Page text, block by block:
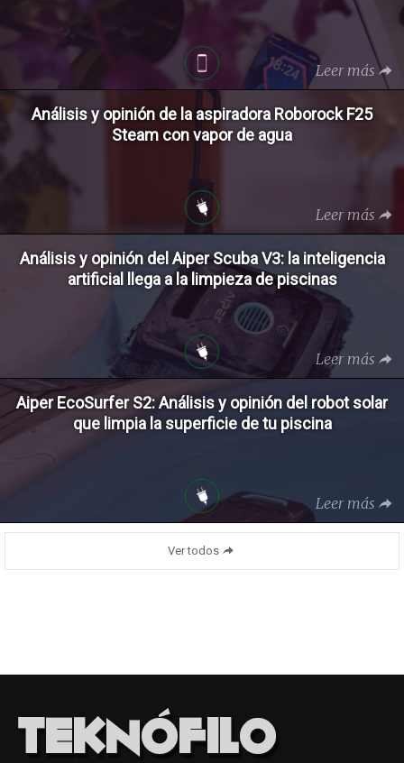
Leer más
Análisis y opinión de la aspiradora Roborock F25
Steam con vapor de agua
Leer más
Análisis y opinión del Aiper Scuba V3: la inteligencia
artificial llega a la limpieza de piscinas
Leer más
Aiper EcoSurfer S2: Análisis y opinión del robot solar
que limpia la superficie de tu piscina
Leer más
Ver todos